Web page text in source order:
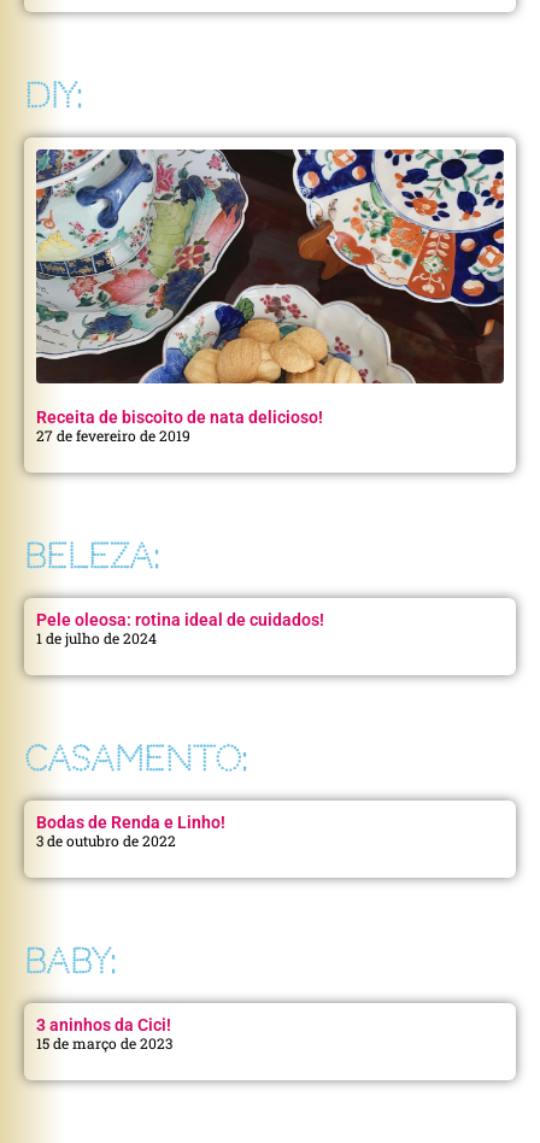
DIY:
Receita de biscoito de nata delicioso!
27 de fevereiro de 2019
BELEZA:
Pele oleosa: rotina ideal de cuidados!
1 de julho de 2024
CASAMENTO:
Bodas de Renda e Linho!
3 de outubro de 2022
BABY:
3 aninhos da Cici!
15 de março de 2023